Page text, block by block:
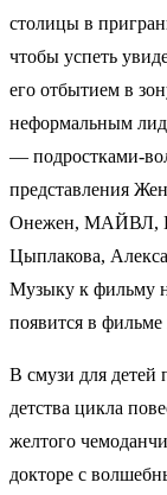
столицы в
чтобы успеть
его отбытием в
неформальным
— подростками-
представления
Онежен, МАЙВЛ,
Цыплакова,
Музыку к фильму
появится в
В смузи для детей
детства цикла
желтого
докторе с